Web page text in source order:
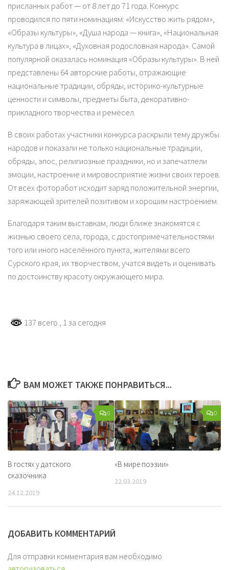
присланных работ — от 8 лет до 71 года. Конкурс
проводился по пяти номинациям: «Искусство жить рядом»,
«Образы культуры», «Душа народа — книга», «Национальная
культура в лицах», «Духовная родословная народа». Самой
популярной оказалась номинация «Образы культуры». В ней
представлены 64 авторские работы, отражающие
национальные традиции, обряды, историко-культурные
ценности и символы, предметы быта, декоративно-
прикладного творчества и ремёсел.
В своих работах участники конкурса раскрыли тему дружбы
народов и показали не только национальные традиции,
обряды, эпос, религиозные праздники, но и запечатлели
эмоции, настроение и мировосприятие жизни своих героев.
От всех фоторабот исходит заряд положительной энергии,
заряжающей зрителей позитивом и хорошим настроением.
Благодаря таким выставкам, люди ближе знакомятся с
жизнью своего села, города, с достопримечательностями
того или иного населённого пункта, жителями всего
Сурского края, их творчеством, учатся видеть и оценивать
по достоинству красоту окружающего мира.
137 всего , 1 за сегодня
ВАМ МОЖЕТ ТАКЖЕ ПОНРАВИТЬСЯ...
0
В гостях у датского
сказочника
24.12.2019
0
«В мире поэзии»
22.03.2019
ДОБАВИТЬ КОММЕНТАРИЙ
Для отправки комментария вам необходимо